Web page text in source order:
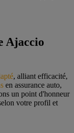
Ajaccio
, alliant efficacité,
en assurance auto,
un point d'honneur
votre profil et